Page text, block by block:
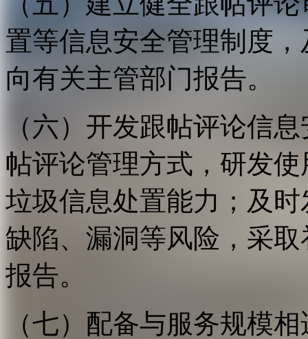
置等信息安全管理制度
向有关主管部门报告。
（六）开发跟帖评论信
帖评论管理方式，研发
垃圾信息处置能力；及
缺陷、漏洞等风险，采
报告。
（七）配备与服务规模